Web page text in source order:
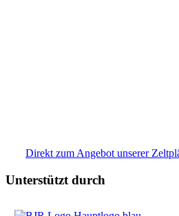
Direkt zum Angebot unserer
Unterstützt durch